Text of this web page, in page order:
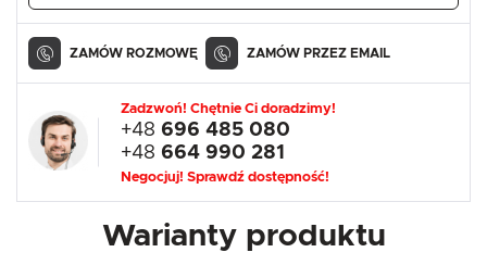
ZAMÓW ROZMOWĘ ZAMÓW PRZEZ EMAIL
Zadzwoń! Chętnie Ci doradzimy!
+48 696 485 080
+48 664 990 281
Negocjuj! Sprawdź dostępność!
Warianty produktu